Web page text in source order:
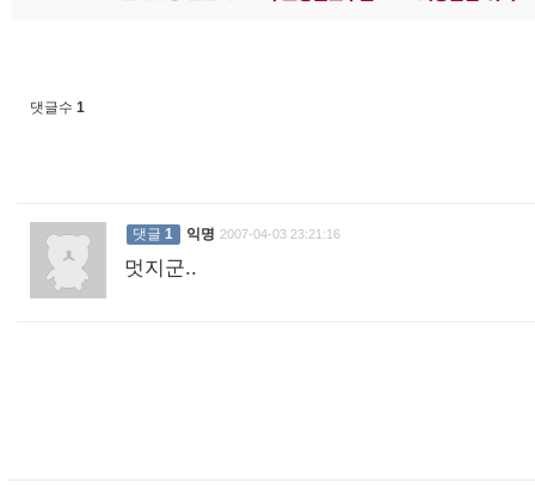
댓글수 1
댓글 1 익명 2007-04-03 23:21:16
멋지군..